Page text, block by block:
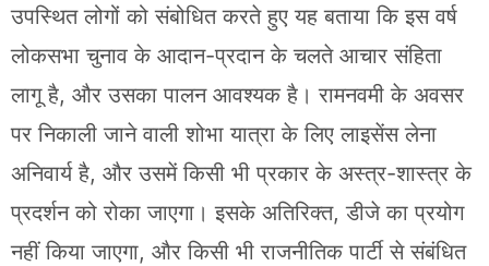
उपस्थित लोगों को संबोधित करते हुए यह बताया कि इस वर्ष
लोकसभा चुनाव के आदान-प्रदान के चलते आचार संहिता
लागू है, और उसका पालन आवश्यक है। रामनवमी के अवसर
पर निकाली जाने वाली शोभा यात्रा के लिए लाइसेंस लेना
अनिवार्य है, और उसमें किसी भी प्रकार के अस्त्र-शास्त्र के
प्रदर्शन को रोका जाएगा। इसके अतिरिक्त, डीजे का प्रयोग
नहीं किया जाएगा, और किसी भी राजनीतिक पार्टी से संबंधित